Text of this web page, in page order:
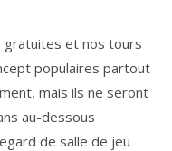
gratuites et nos tours
populaires partout
mais ils ne seront
au-dessous
de salle de jeu